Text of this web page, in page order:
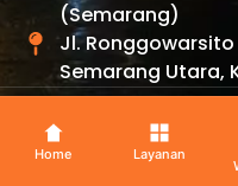
(Semarang)
Jl. Ronggowarsito
Semarang Utara,
Copyright © 2026 By
Home Layanan